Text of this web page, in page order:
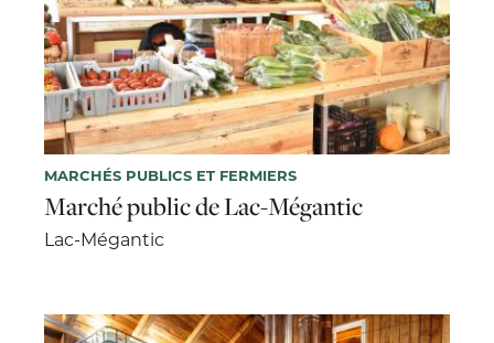
MARCHÉS PUBLICS ET FERMIERS
Marché public de Lac-Mégantic
Lac-Mégantic